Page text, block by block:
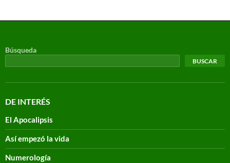
Búsqueda
BUSCAR
DE INTERÉS
El Apocalipsis
Así empezó la vida
Numerología